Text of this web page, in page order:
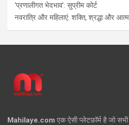
‘प्रणालीगत भेदभाव’: सुप्रीम कोर्ट
नवरात्रि और महिलाएं: शक्ति, श्रद्धा और
Mahilaye.com एक ऐसी प्लेटफ़ॉर्म है जो